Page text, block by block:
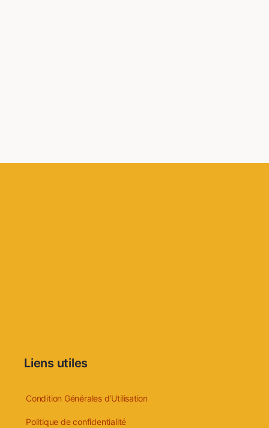
Liens utiles
Condition Générales d’Utilisation
Politique de confidentialité